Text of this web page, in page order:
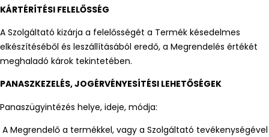
KÁRTÉRÍTÉSI FELELŐSSÉG
A Szolgáltató kizárja a felelősségét a Termék késedelmes
elkészítéséből és leszállításából eredő, a Megrendelés értékét
meghaladó károk tekintetében.
PANASZKEZELÉS, JOGÉRVÉNYESÍTÉSI LEHETŐSÉGEK
Panaszügyintézés helye, ideje, módja:
A Megrendelő a termékkel, vagy a Szolgáltató tevékenységével